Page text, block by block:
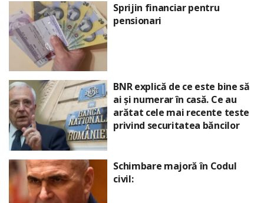
Sprijin financiar pentru
pensionari
BNR explică de ce este bine să
ai și numerar în casă. Ce au
arătat cele mai recente teste
privind securitatea băncilor
Schimbare majoră în Codul
civil: